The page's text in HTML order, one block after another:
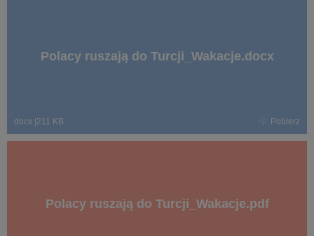
Polacy ruszają do Turcji_Wakacje.docx
docx 211 KB Pobierz
Polacy ruszają do Turcji_Wakacje.pdf